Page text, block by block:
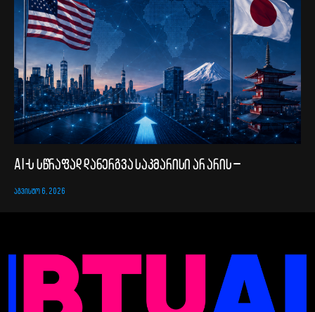
AI-ს სწრაფად დანერგვა საკმარისი არ არის –
ᲐᲒᲕᲘᲡᲢᲝ 6, 2026